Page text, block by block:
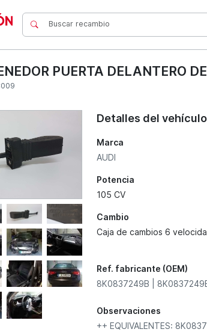
PUERTA DELANTERO
Detalles del vehículo
Marca
AUDI
Potencia
105 CV
Cambio
Caja de cambios 6
Ref. fabricante (OEM)
8K0837249B |
Observaciones
++ EQUIVALENTES: